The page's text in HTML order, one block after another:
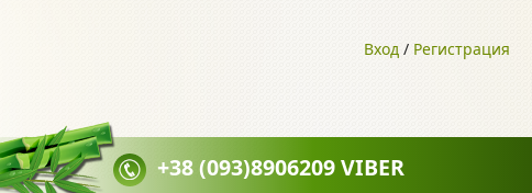
Вход / Регистрация
+38 (093)8906209 VIBER